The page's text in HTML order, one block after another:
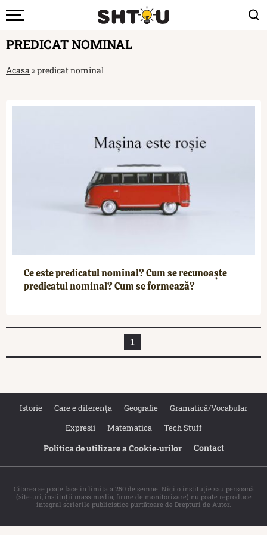
PREDICAT NOMINAL
Acasa »predicat nominal
Ce este predicatul nominal? Cum se recunoaște
predicatul nominal? Cum se formează?
1
Istorie Care e diferența Geografie
Gramatică/Vocabular
Expresii
Matematica Tech Stuff
Politica de utilizare a Cookie‐urilor Contact
Citarea se poate face în limita a 250 de semne. Nici o instituţie sau persoană
(site-uri, instituţii mass-media, firme de monitorizare) nu poate reproduce
integral scrierile publicistice purtătoare de Drepturi de Autor.